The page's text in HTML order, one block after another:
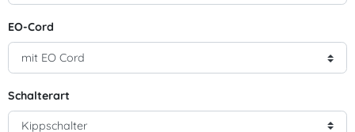
EO-Cord
Schalterart